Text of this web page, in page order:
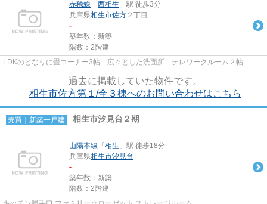
赤穂線 「 西相生 」駅 徒歩3分
兵庫県相生市佐方 ２丁目
-
築年数：新築
階数：2階建
LDKのとなりに畳コーナー3帖 広々とした洗面所 テレワークルーム２帖
過去に掲載していた物件です。
相生市佐方第１/全３棟へのお問い合わせはこちら
売買｜新築一戸建 相生市汐見台２期
山陽本線 「 相生 」駅 徒歩18分
兵庫県相生市汐見台
-
築年数：新築
階数：2階建